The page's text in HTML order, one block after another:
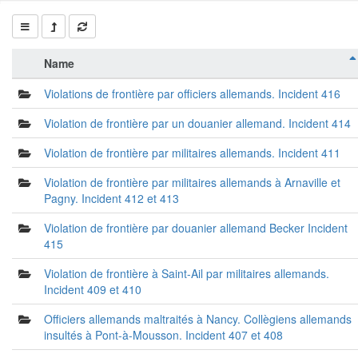
Name
Violations de frontière par officiers allemands. Incident 416
Violation de frontière par un douanier allemand. Incident 414
Violation de frontière par militaires allemands. Incident 411
Violation de frontière par militaires allemands à Arnaville et
Pagny. Incident 412 et 413
Violation de frontière par douanier allemand Becker Incident
415
Violation de frontière à Saint-Ail par militaires allemands.
Incident 409 et 410
Officiers allemands maltraités à Nancy. Collègiens allemands
insultés à Pont-à-Mousson. Incident 407 et 408